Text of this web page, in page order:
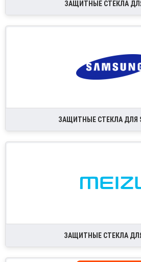
ЗАЩИТНЫЕ СТЕКЛА ДЛЯ
ЗАЩИТНЫЕ СТЕКЛА ДЛЯ
ЗАЩИТНЫЕ СТЕКЛА ДЛЯ